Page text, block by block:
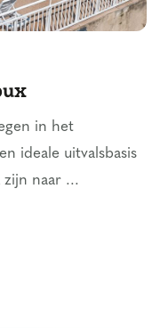
in het
ideale uitvalsbasis
zijn naar ...